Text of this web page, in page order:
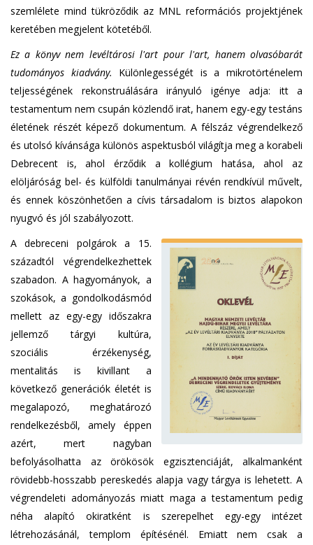
szemlélete mind tükröződik az MNL reformációs projektjének
keretében megjelent kötetéből.
Ez a könyv nem levéltárosi l'art pour l'art, hanem olvasóbarát
tudományos kiadvány. Különlegességét is a mikrotörténelem
teljességének rekonstruálására irányuló igénye adja: itt a
testamentum nem csupán közlendő irat, hanem egy-egy testáns
életének részét képező dokumentum. A félszáz végrendelkező
és utolsó kívánsága különös aspektusból világítja meg a korabeli
Debrecent is, ahol érződik a kollégium hatása, ahol az
elöljáróság bel- és külföldi tanulmányai révén rendkívül művelt,
és ennek köszönhetően a cívis társadalom is biztos alapokon
nyugvó és jól szabályozott.
A debreceni polgárok a 15.
századtól végrendelkezhettek
szabadon. A hagyományok, a
szokások, a gondolkodásmód
mellett az egy-egy időszakra
jellemző tárgyi kultúra,
szociális érzékenység,
mentalitás is kivillant a
következő generációk életét is
megalapozó, meghatározó
rendelkezésből, amely éppen
azért, mert nagyban
befolyásolhatta az örökösök egzisztenciáját, alkalmanként
rövidebb-hosszabb pereskedés alapja vagy tárgya is lehetett. A
végrendeleti adományozás miatt maga a testamentum pedig
néha alapító okiratként is szerepelhet egy-egy intézet
létrehozásánál, templom építésénél. Emiatt nem csak a